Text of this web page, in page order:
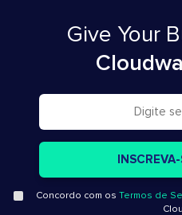
Give Your
Concordo com os Termos de